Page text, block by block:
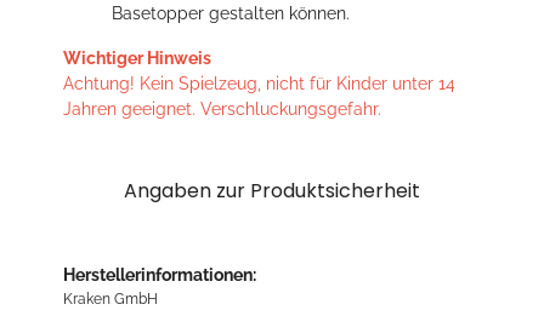
Basetopper gestalten können.
Wichtiger Hinweis
Achtung! Kein Spielzeug, nicht für Kinder unter 14
Jahren geeignet. Verschluckungsgefahr.
Angaben zur Produktsicherheit
Herstellerinformationen:
Kraken GmbH